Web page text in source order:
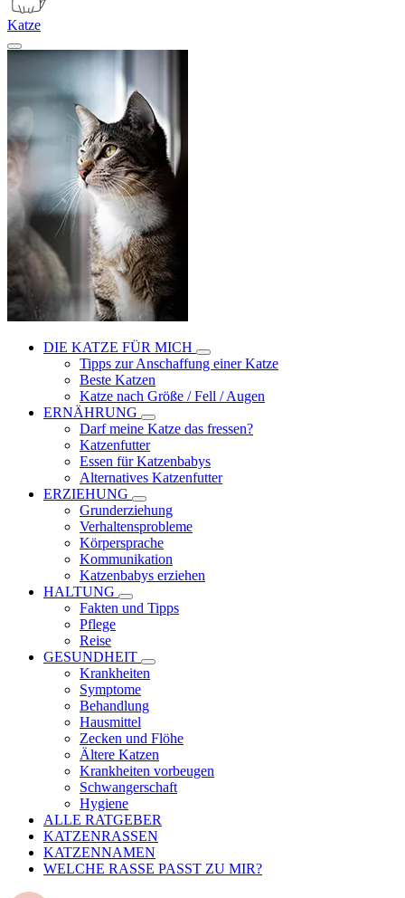
Katze
DIE KATZE FÜR MICH
Tipps zur Anschaffung einer Katze
Beste Katzen
Katze nach Größe / Fell / Augen
ERNÄHRUNG
Darf meine Katze das fressen?
Katzenfutter
Essen für Katzenbabys
Alternatives Katzenfutter
ERZIEHUNG
Grunderziehung
Verhaltensprobleme
Körpersprache
Kommunikation
Katzenbabys erziehen
HALTUNG
Fakten und Tipps
Pflege
Reise
GESUNDHEIT
Krankheiten
Symptome
Behandlung
Hausmittel
Zecken und Flöhe
Ältere Katzen
Krankheiten vorbeugen
Schwangerschaft
Hygiene
ALLE RATGEBER
KATZENRASSEN
KATZENNAMEN
WELCHE RASSE PASST ZU MIR?